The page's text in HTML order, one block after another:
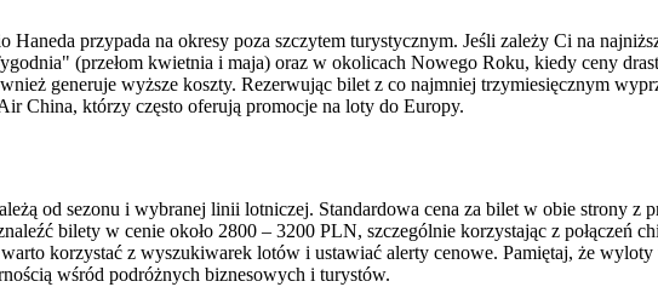
przypada na okresy poza szczytem turystycznym. Jeśli zależy Ci na
(przełom kwietnia i maja) oraz w okolicach Nowego Roku, kiedy ceny
generuje wyższe koszty. Rezerwując bilet z co najmniej trzymiesięcznym
China, którzy często oferują promocje na loty do Europy.
od sezonu i wybranej linii lotniczej. Standardowa cena za bilet w obie strony z
bilety w cenie około 2800 – 3200 PLN, szczególnie korzystając z połączeń
korzystać z wyszukiwarek lotów i ustawiać alerty cenowe. Pamiętaj, że
wśród podróżnych biznesowych i turystów.